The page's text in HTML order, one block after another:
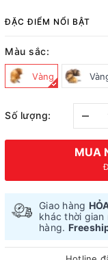
ĐẶC ĐIỂM NỔI BẬT
Màu sắc:
Vàng
Số lượng: –
MUA
Giao hàng
khác thời gian
hàng.